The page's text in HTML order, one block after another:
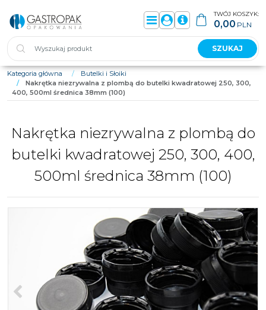
MenuPanel
Info
SZUKAJ
TWÓJ KOSZYK:
0,00 PLN
Kategoria główna /
Butelki i Słoiki
/
Nakrętka niezrywalna z plombą do butelki kwadratowej 250, 300,
400, 500ml średnica 38mm (100)
Nakrętka niezrywalna z plombą do
butelki kwadratowej 250, 300, 400,
500ml średnica 38mm (100)
<